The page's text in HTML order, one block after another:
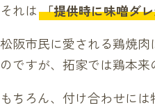
それは 「提供時に味噌ダ
松阪市民に愛される鶏焼
のですが、拓家では鶏本
もちろん、付け合わせに